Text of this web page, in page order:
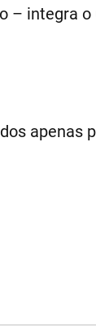
– integra
apenas